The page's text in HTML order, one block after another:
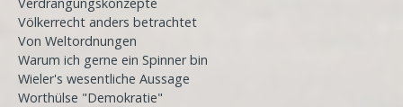
Völkerrecht anders betrachtet
Von Weltordnungen
Warum ich gerne ein Spinner bin
Wieler's wesentliche Aussage
Worthülse "Demokratie"